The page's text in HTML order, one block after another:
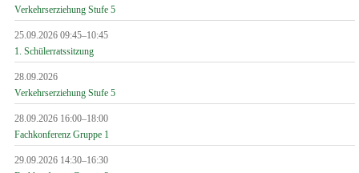
Verkehrserziehung Stufe 5
25.09.2026 09:45–10:45
1. Schülerratssitzung
28.09.2026
Verkehrserziehung Stufe 5
28.09.2026 16:00–18:00
Fachkonferenz Gruppe 1
29.09.2026 14:30–16:30